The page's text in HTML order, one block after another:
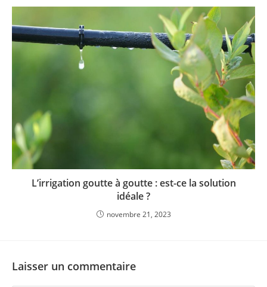
L’irrigation goutte à goutte : est-ce la solution
idéale ?
novembre 21, 2023
Laisser un commentaire